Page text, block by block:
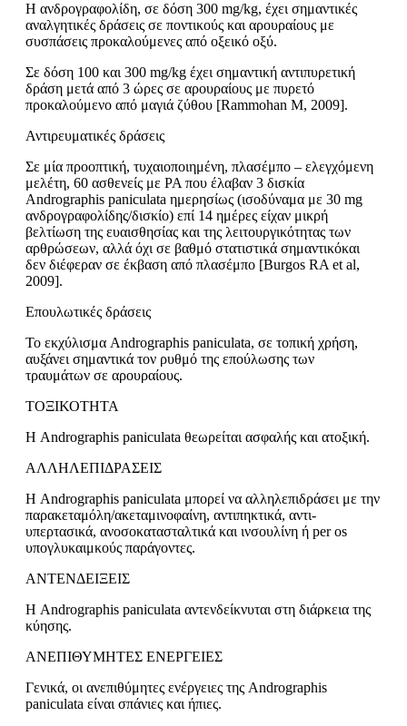
Η ανδρογραφολίδη, σε δόση 300 mg/kg, έχει σημαντικές
αναλγητικές δράσεις σε ποντικούς και αρουραίους με
συσπάσεις προκαλούμενες από οξεικό οξύ.
Σε δόση 100 και 300 mg/kg έχει σημαντική αντιπυρετική
δράση μετά από 3 ώρες σε αρουραίους με πυρετό
προκαλούμενο από μαγιά ζύθου [Rammohan M, 2009].
Αντιρευματικές δράσεις
Σε μία προοπτική, τυχαιοποιημένη, πλασέμπο – ελεγχόμενη
μελέτη, 60 ασθενείς με ΡΑ που έλαβαν 3 δισκία
Andrographis paniculata ημερησίως (ισοδύναμα με 30 mg
ανδρογραφολίδης/δισκίο) επί 14 ημέρες είχαν μικρή
βελτίωση της ευαισθησίας και της λειτουργικότητας των
αρθρώσεων, αλλά όχι σε βαθμό στατιστικά σημαντικόκαι
δεν διέφεραν σε έκβαση από πλασέμπο [Burgos RA et al,
2009].
Επουλωτικές δράσεις
Το εκχύλισμα Andrographis paniculata, σε τοπική χρήση,
αυξάνει σημαντικά τον ρυθμό της επούλωσης των
τραυμάτων σε αρουραίους.
ΤΟΞΙΚΟΤΗΤΑ
Η Andrographis paniculata θεωρείται ασφαλής και ατοξική.
ΑΛΛΗΛΕΠΙΔΡΑΣΕΙΣ
Η Andrographis paniculata μπορεί να αλληλεπιδράσει με την
παρακεταμόλη/ακεταμινοφαίνη, αντιπηκτικά, αντι-
υπερτασικά, ανοσοκατασταλτικά και ινσουλίνη ή per os
υπογλυκαιμκούς παράγοντες.
ΑΝΤΕΝΔΕΙΞΕΙΣ
Η Andrographis paniculata αντενδείκνυται στη διάρκεια της
κύησης.
ΑΝΕΠΙΘΥΜΗΤΕΣ ΕΝΕΡΓΕΙΕΣ
Γενικά, οι ανεπιθύμητες ενέργειες της Andrographis
paniculata είναι σπάνιες και ήπιες.